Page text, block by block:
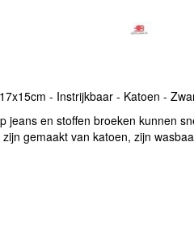
- Instrijkbaar - Katoen -
jeans en stoffen broeken kunnen
gemaakt van katoen, zijn